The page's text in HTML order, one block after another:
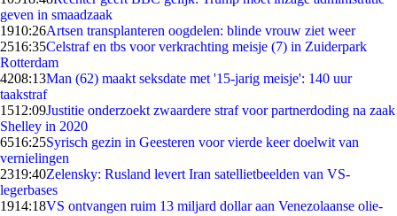
geven in smaadzaak
1910:26Artsen transplanteren oogdelen: blinde vrouw ziet weer
2516:35Celstraf en tbs voor verkrachting meisje (7) in Zuiderpark
Rotterdam
4208:13Man (62) maakt seksdate met '15-jarig meisje': 140 uur
taakstraf
1512:09Justitie onderzoekt zwaardere straf voor partnerdoding na zaak
Shelley in 2020
6516:25Syrisch gezin in Geesteren voor vierde keer doelwit van
vernielingen
2319:40Zelensky: Rusland levert Iran satellietbeelden van VS-
legerbases
1914:18VS ontvangen ruim 13 miljard dollar aan Venezolaanse olie-